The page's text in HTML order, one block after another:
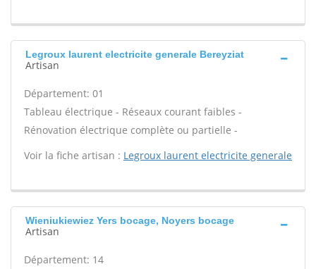
Legroux laurent electricite generale Bereyziat
Artisan
Département: 01
Tableau électrique - Réseaux courant faibles -
Rénovation électrique complète ou partielle -
Voir la fiche artisan : Legroux laurent electricite generale
Wieniukiewiez Yers bocage, Noyers bocage
Artisan
Département: 14